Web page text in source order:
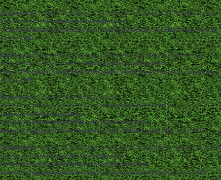
Deprecated: strpos(): Passing null to parameter #1 ($haystack) of type string is
deprecated in/home/dentistc/domains/xn-
-12cmi7fmes6cm7fyfsb5d3b.com/public_html/wp-includes/functions.php
on line7360
Deprecated: str_replace(): Passing null to parameter #3 ($subject) of type
array|string is deprecated in/home/dentistc/domains/xn-
-12cmi7fmes6cm7fyfsb5d3b.com/public_html/wp-includes/functions.php
on line2195
Deprecated: Creation of dynamic property
ckeditor_wordpress::$user_files_absolute_path is deprecated in
/home/dentistc/domains/xn-
-12cmi7fmes6cm7fyfsb5d3b.com/public_html/wp-
content/plugins/ckeditor-for-wordpress/ckeditor_class.phpon line117
Deprecated: Creation of dynamic property ckeditor_wordpress::$user_files_url is
deprecated in/home/dentistc/domains/xn-
-12cmi7fmes6cm7fyfsb5d3b.com/public_html/wp-
content/plugins/ckeditor-for-wordpress/ckeditor_class.phpon line118